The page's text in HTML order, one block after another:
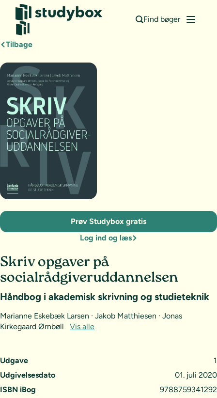
Find bøger
Tilbage
Udgave
1
Udgivelsesdato
01. juli 2020
ISBN iBog
9788759341292
Skriv opgaver på
socialrådgiveruddannelsen
Håndbog i akademisk skrivning og studieteknik
Marianne Eskebæk Larsen · Jakob Matthiesen · Jonas
Kirkegaard Ørnbøll
Vis alle
Prøv Studybox gratis
Log ind og læs